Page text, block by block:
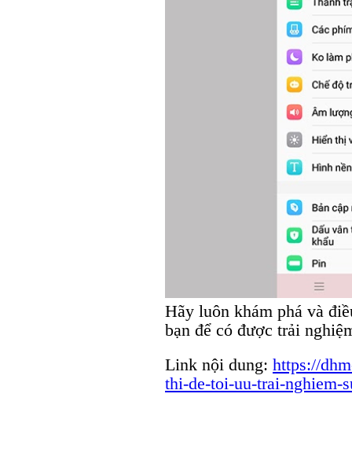
Hãy luôn khám phá và
bạn để có được trải
Link nội dung: https://
thi-de-toi-uu-trai-nghiem-